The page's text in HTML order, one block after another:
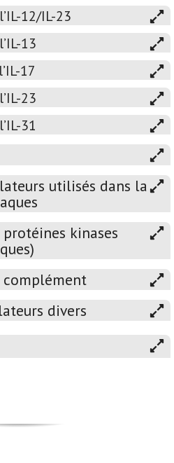
12/IL-23
13
17
23
31
utilisés dans la
kinases
divers